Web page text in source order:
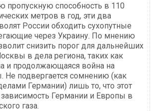
пропускную способность в 110
метров в год, эти два
России обходить сухопутные
через Украину. По мнению
снизить порог для дальнейших
в дела региона, таких как
и продолжающаяся война на
Не подвергается сомнению (как
Германии) лишь то, что этот
зависимость Германии и Европы в
газа.